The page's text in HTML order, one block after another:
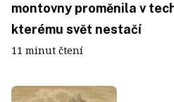
montovny proměnila v
kterému svět nestačí
11 minut čtení